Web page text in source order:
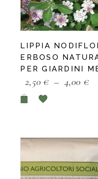
LIPPIA
ERBOSO
PER GIARDINI
2,50 € – 4,00 €
Questo
Le
opzioni
essere
scelte